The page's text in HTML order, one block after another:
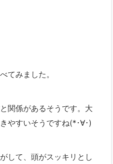
てみました。
関係があるそうです。大
やすいそうですね(*･∀･)
して、頭がスッキリとし